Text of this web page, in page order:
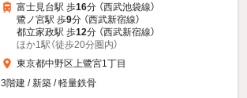
富士見台駅 歩16分 （西武池袋線）
鷺ノ宮駅 歩9分 （西武新宿線）
都立家政駅 歩12分 （西武新宿線）
ほか1駅（徒歩20分圏内）
東京都中野区上鷺宮1丁目
3階建 / 新築 / 軽量鉄骨